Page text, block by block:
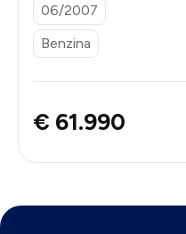
06/2007
Benzina
€ 61.990